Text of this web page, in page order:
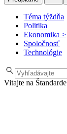
Téma týždňa
Politika
Ekonomika >
Spoločnosť
Technológie
Vitajte na Štandarde